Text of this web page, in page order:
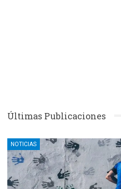
Últimas Publicaciones
NOTICIAS